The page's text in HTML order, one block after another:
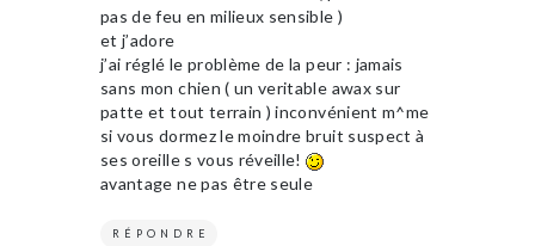
pas de feu en milieux sensible )
et j’adore
j’ai réglé le problème de la peur : jamais
sans mon chien ( un veritable awax sur
patte et tout terrain ) inconvénient m^me
si vous dormez le moindre bruit suspect à
ses oreille s vous réveille!
avantage ne pas être seule
RÉPONDRE